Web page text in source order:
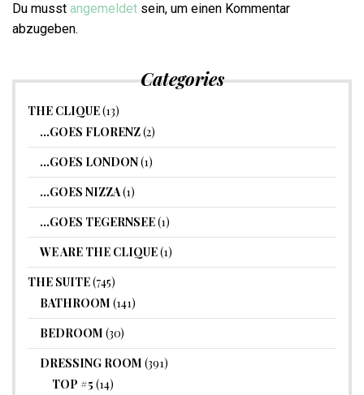
Du musst angemeldet sein, um einen Kommentar
abzugeben.
Categories
THE CLIQUE(13)
…GOES FLORENZ(2)
…GOES LONDON(1)
…GOES NIZZA(1)
…GOES TEGERNSEE(1)
WE ARE THE CLIQUE(1)
THE SUITE(745)
BATHROOM (141)
BEDROOM (30)
DRESSING ROOM (391)
TOP #5 (14)